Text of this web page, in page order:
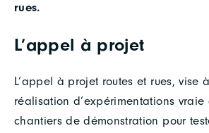
rues.
L’appel à projet
L’appel à projet routes et rues, vise
réalisation d’expérimentations
chantiers de démonstration pour